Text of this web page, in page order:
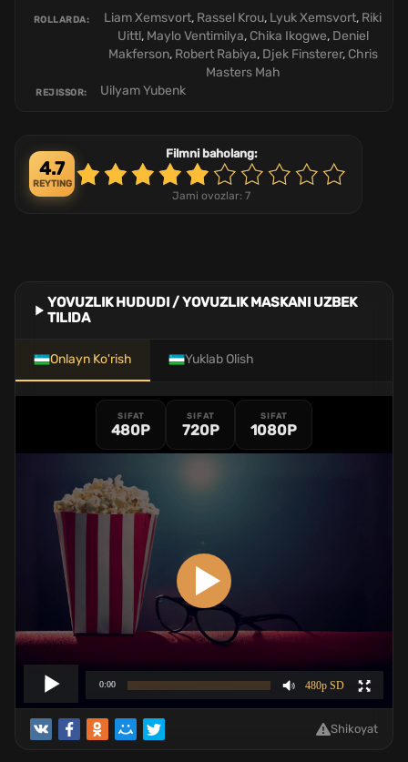
ROLLARDA: Liam Xemsvort, Rassel Krou, Lyuk Xemsvort, Riki
Uittl, Maylo Ventimilya, Chika Ikogwe, Deniel
Makferson, Robert Rabiya, Djek Finsterer, Chris
Masters Mah
REJISSOR: Uilyam Yubenk
4.7
REYTING
Filmni baholang:
Jami ovozlar: 7
YOVUZLIK HUDUDI / YOVUZLIK MASKANI UZBEK
TILIDA
Onlayn Ko'rish Yuklab Olish
SIFAT
480P
SIFAT
720P
SIFAT
1080P
Shikoyat